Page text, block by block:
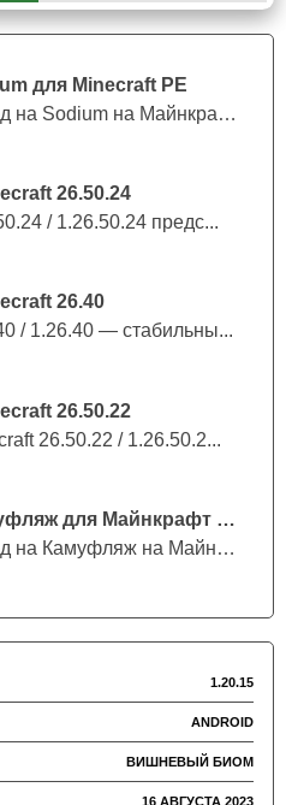
для Minecraft PE
Скачайте Мод на Sodium на Майнкрафт П...
26.50.24
/ 1.26.50.24 предс...
26.40
/ 1.26.40 — стабильны...
26.50.22
26.50.22 / 1.26.50.2...
Мод на Камуфляж для Майнкрафт ПЕ
Скачайте Мод на Камуфляж на Майнкрафт...
1.20.15
ANDROID
ВИШНЕВЫЙ БИОМ
16 АВГУСТА 2023
игра, невозможно
и эмоций, которые
быть важнее
и правильной
процесса.
больше не крашится
в верхний мир.
теперь во время рейдеров
кидая в их сторону